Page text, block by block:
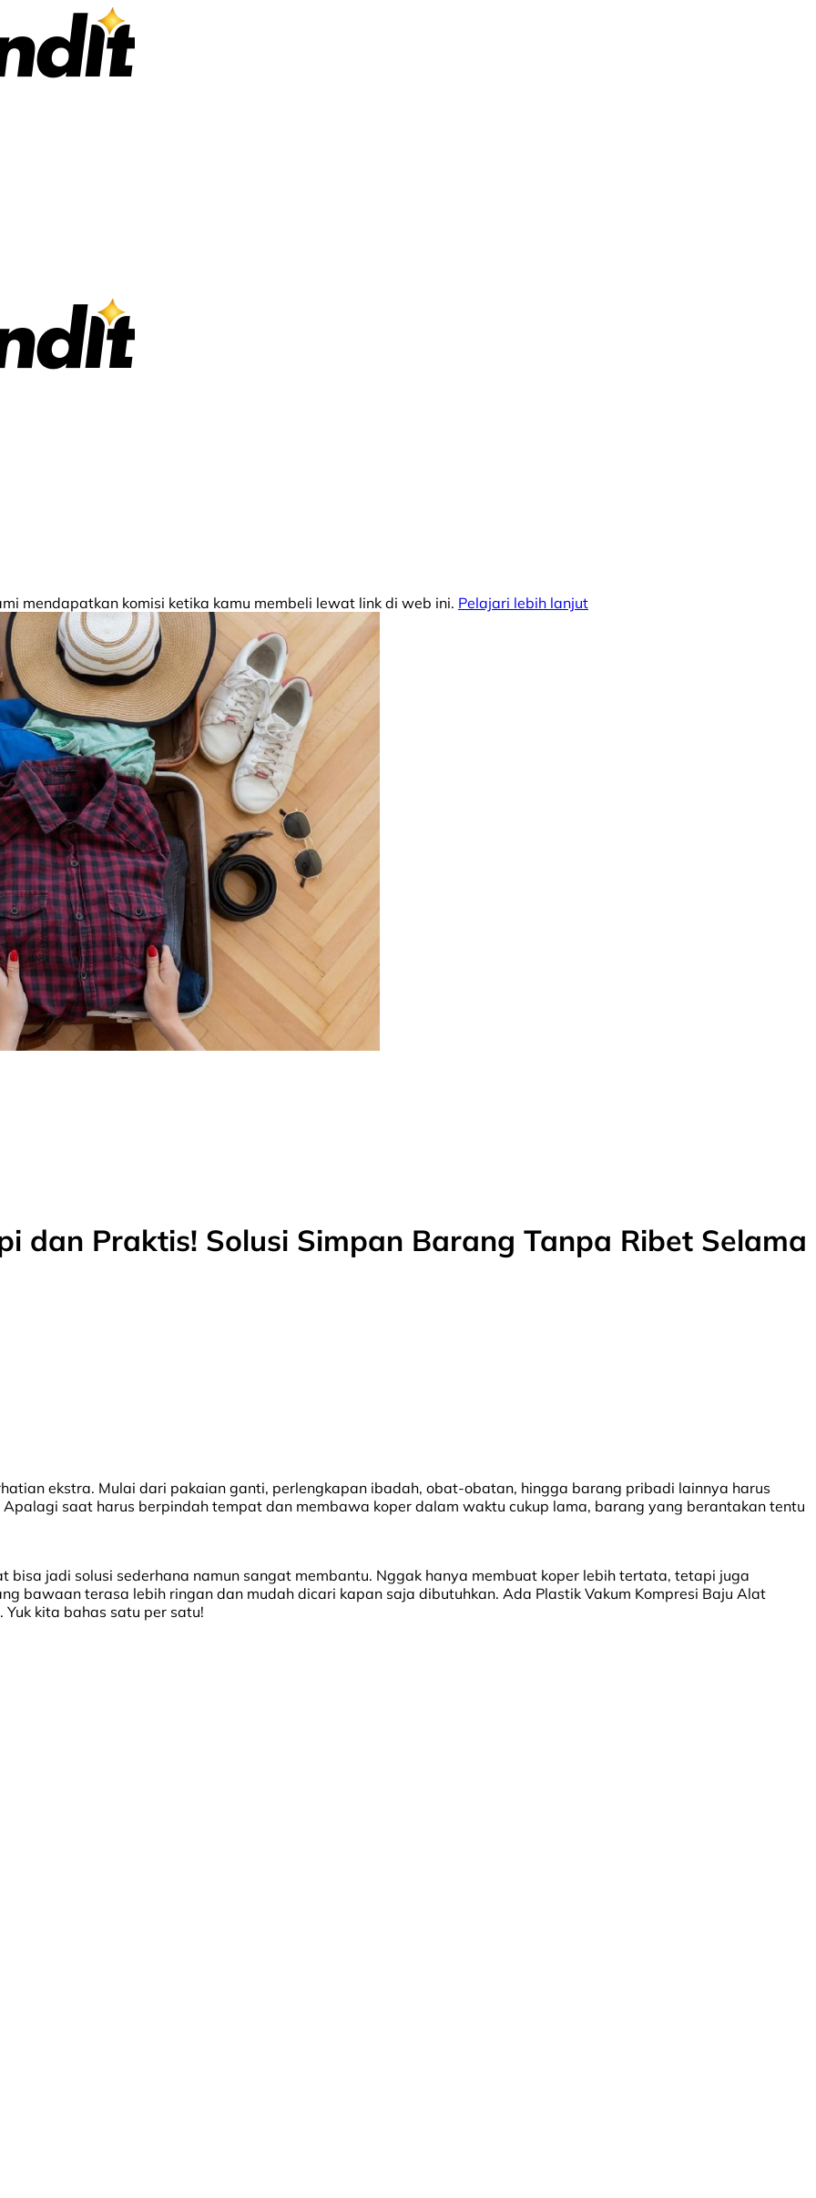
mendapatkan komisi ketika kamu membeli lewat link di web ini. Pelajari lebih lanjut
dan Praktis! Solusi Simpan Barang Tanpa Ribet Selama
ekstra. Mulai dari pakaian ganti, perlengkapan ibadah, obat-obatan, hingga barang pribadi lainnya harus
saat harus berpindah tempat dan membawa koper dalam waktu cukup lama, barang yang berantakan tentu
jadi solusi sederhana namun sangat membantu. Nggak hanya membuat koper lebih tertata, tetapi juga
bawaan terasa lebih ringan dan mudah dicari kapan saja dibutuhkan. Ada Plastik Vakum Kompresi Baju Alat
Yuk kita bahas satu per satu!